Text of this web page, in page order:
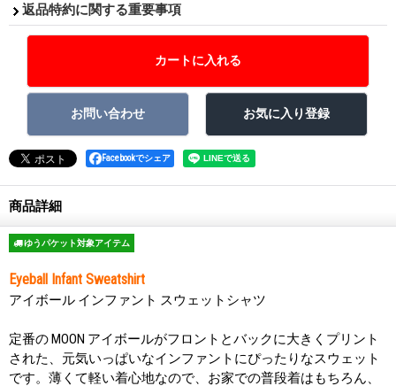
返品特約に関する重要事項
Facebookでシェア
商品詳細
ゆうパケット対象アイテム
Eyeball Infant Sweatshirt
アイボール インファント スウェットシャツ
定番の MOON アイボールがフロントとバックに大きくプリント
された、元気いっぱいなインファントにぴったりなスウェット
です。薄くて軽い着心地なので、お家での普段着はもちろん、